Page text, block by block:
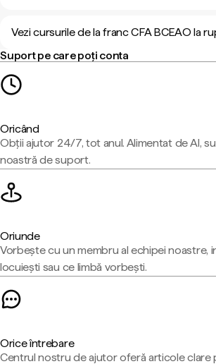
Vezi cursurile de la franc CFA BCEAO la
Suport pe care poți conta
Oricând
Obții ajutor 24/7, tot anul. Alimentat de AI,
noastră de suport.
Oriunde
Vorbește cu un membru al echipei noastre,
locuiești sau ce limbă vorbești.
Orice întrebare
Centrul nostru de ajutor oferă articole clare